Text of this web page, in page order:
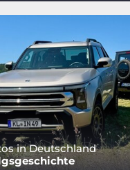
in Deutschland